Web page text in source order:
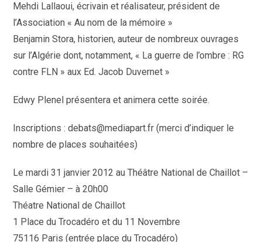
Mehdi Lallaoui, écrivain et réalisateur, président de
l’Association « Au nom de la mémoire »
Benjamin Stora, historien, auteur de nombreux ouvrages
sur l’Algérie dont, notamment, « La guerre de l’ombre : RG
contre FLN » aux Ed. Jacob Duvernet »
Edwy Plenel présentera et animera cette soirée.
Inscriptions : debats@mediapart.fr (merci d’indiquer le
nombre de places souhaitées)
Le mardi 31 janvier 2012 au Théâtre National de Chaillot –
Salle Gémier – à 20h00
Théatre National de Chaillot
1 Place du Trocadéro et du 11 Novembre
75116 Paris (entrée place du Trocadéro)